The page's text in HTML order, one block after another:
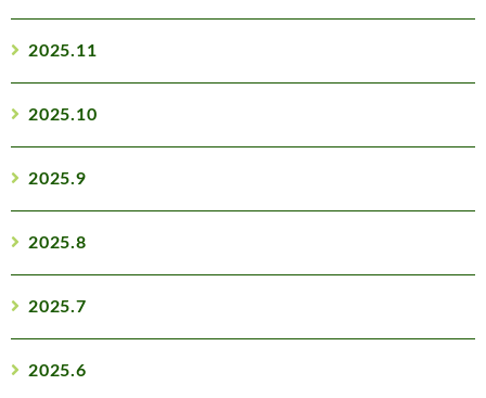
2025.11
2025.10
2025.9
2025.8
2025.7
2025.6